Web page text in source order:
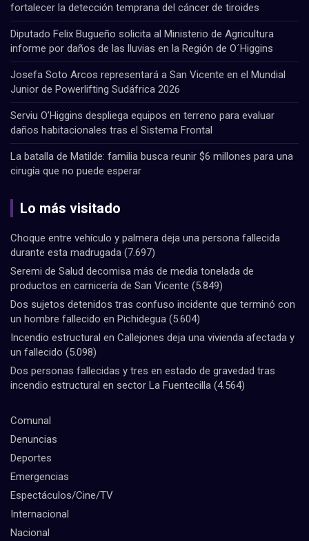
fortalecer la detección temprana del cáncer de tiroides
Diputado Felix Bugueño solicita al Ministerio de Agricultura
informe por daños de las lluvias en la Región de O´Higgins
Josefa Soto Arcos representará a San Vicente en el Mundial
Junior de Powerlifting Sudáfrica 2026
Serviu O’Higgins despliega equipos en terreno para evaluar
daños habitacionales tras el Sistema Frontal
La batalla de Matilde: familia busca reunir $6 millones para una
cirugía que no puede esperar
Lo más visitado
Choque entre vehículo y palmera deja una persona fallecida
durante esta madrugada (7.697)
Seremi de Salud decomisa más de media tonelada de
productos en carnicería de San Vicente (5.849)
Dos sujetos detenidos tras confuso incidente que terminó con
un hombre fallecido en Pichidegua (5.604)
Incendio estructural en Callejones deja una vivienda afectada y
un fallecido (5.098)
Dos personas fallecidas y tres en estado de gravedad tras
incendio estructural en sector La Fuentecilla (4.564)
Comunal
Denuncias
Deportes
Emergencias
Espectáculos/Cine/TV
Internacional
Nacional